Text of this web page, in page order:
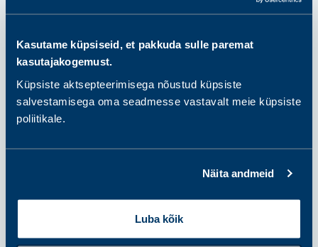
Kasutame küpsiseid, et pakkuda sulle paremat
kasutajakogemust.
Küpsiste aktsepteerimisega nõustud küpsiste
salvestamisega oma seadmesse vastavalt meie küpsiste
poliitikale.
Näita andmeid
Luba kõik
üksikanalüüsid
samm 2
Valmistu proovi andmiseks
samm 4